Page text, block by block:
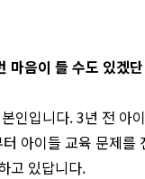
마음이 들 수도 있겠
인입니다. 3년 전 아
아이들 교육 문제
고 있답니다.